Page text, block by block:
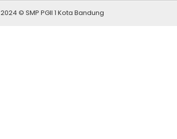
2024 © SMP PGII 1 Kota Bandung